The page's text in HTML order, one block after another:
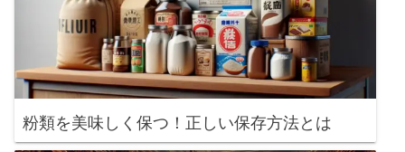
粉類を美味しく保つ！正しい保存方法とは